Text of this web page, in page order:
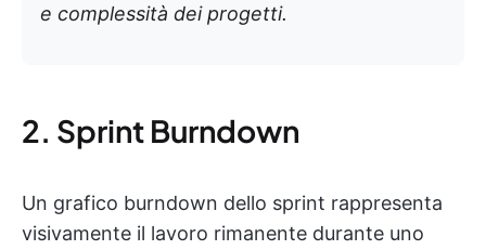
e complessità dei progetti.
2. Sprint Burndown
Un grafico burndown dello sprint rappresenta
visivamente il lavoro rimanente durante uno